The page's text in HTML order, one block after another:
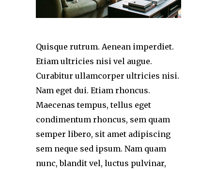
Quisque rutrum. Aenean imperdiet.
Etiam ultricies nisi vel augue.
Curabitur ullamcorper ultricies nisi.
Nam eget dui. Etiam rhoncus.
Maecenas tempus, tellus eget
condimentum rhoncus, sem quam
semper libero, sit amet adipiscing
sem neque sed ipsum. Nam quam
nunc, blandit vel, luctus pulvinar,